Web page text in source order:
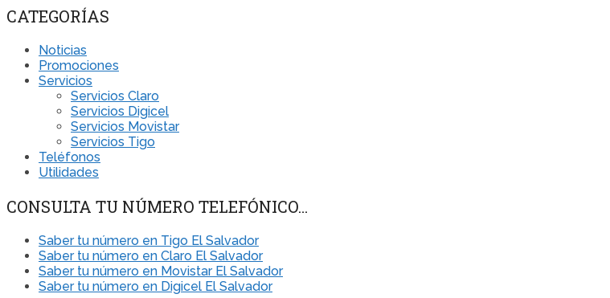
CATEGORÍAS
Noticias
Promociones
Servicios
Servicios Claro
Servicios Digicel
Servicios Movistar
Servicios Tigo
Teléfonos
Utilidades
CONSULTA TU NÚMERO TELEFÓNICO…
Saber tu número en Tigo El Salvador
Saber tu número en Claro El Salvador
Saber tu número en Movistar El Salvador
Saber tu número en Digicel El Salvador